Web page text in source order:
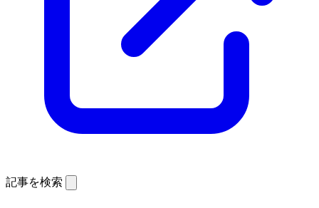
記事を検索